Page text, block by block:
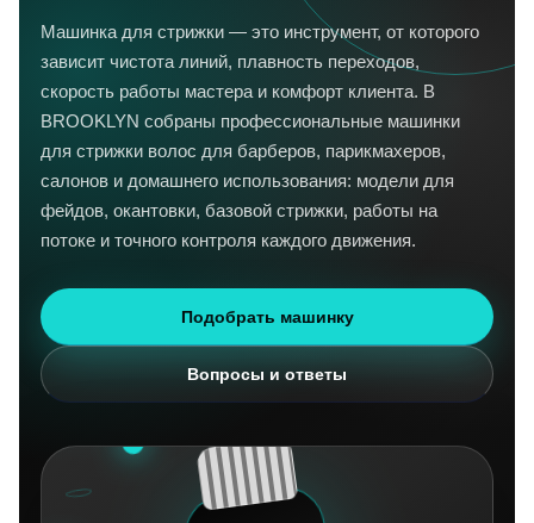
Машинка для стрижки — это инструмент, от которого
зависит чистота линий, плавность переходов,
скорость работы мастера и комфорт клиента. В
BROOKLYN собраны профессиональные машинки
для стрижки волос для барберов, парикмахеров,
салонов и домашнего использования: модели для
фейдов, окантовки, базовой стрижки, работы на
потоке и точного контроля каждого движения.
Подобрать машинку
Вопросы и ответы